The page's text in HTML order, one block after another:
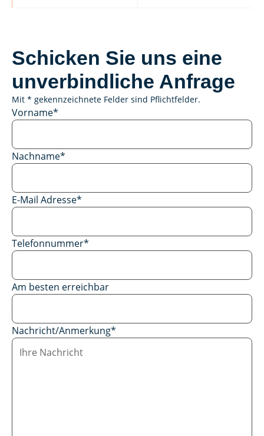
Schicken Sie uns eine
unverbindliche Anfrage
Mit * gekennzeichnete Felder sind Pflichtfelder.
Vorname*
Nachname*
E-Mail Adresse*
Telefonnummer*
Am besten erreichbar
Nachricht/Anmerkung*